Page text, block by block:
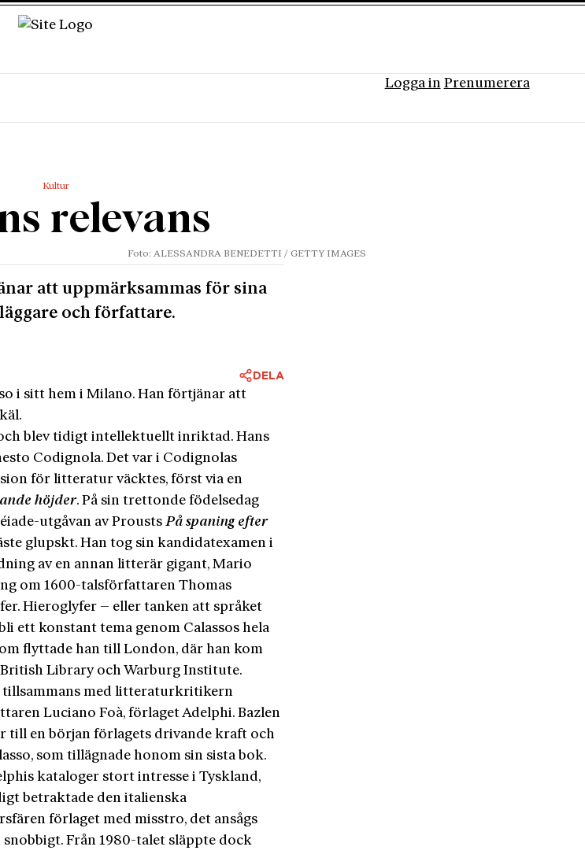
Logga in Prenumerera
Kultur
relevans
Foto: ALESSANDRA BENEDETTI / GETTY IMAGES
att uppmärksammas för sina
och författare.
DELA
i sitt hem i Milano. Han förtjänar att
blev tidigt intellektuellt inriktad. Hans
Codignola. Det var i Codignolas
för litteratur väcktes, först via en
höjder. På sin trettonde födelsedag
utgåvan av ProustsPå spaning efter
glupskt. Han tog sin kandidatexamen i
av en annan litterär gigant, Mario
om 1600-talsförfattaren Thomas
Hieroglyfer – eller tanken att språket
ett konstant tema genom Calassos hela
flyttade han till London, där han kom
Library och Warburg Institute.
tillsammans med litteraturkritikern
Luciano Foà, förlaget Adelphi. Bazlen
till en början förlagets drivande kraft och
som tillägnade honom sin sista bok.
kataloger stort intresse i Tyskland,
betraktade den italiens­ka
förlaget med misstro, det ansågs
Från 1980-talet släppte dock